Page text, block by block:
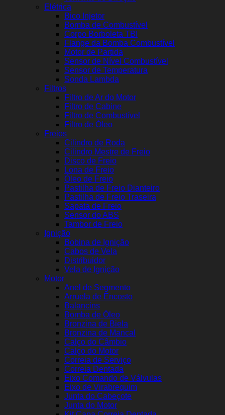
Elétrica
Bico Injetor
Bomba de Combustível
Corpo Borboleta TBI
Flange da Bomba Combustível
Motor de Partida
Sensor de Nível Combustível
Sensor de Temperatura
Sonda Lambda
Filtros
Filtro de Ar do Motor
Filtro de Cabine
Filtro de Combustível
Filtro de Óleo
Freios
Cilindro de Roda
Cilindro Mestre de Freio
Disco de Freio
Lona de Freio
Óleo de Freio
Pastilha de Freio Dianteiro
Pastilha de Freio Traseira
Sapata de Freio
Sensor do ABS
Tambor de Freio
Ignição
Bobina de Ignição
Cabos de Vela
Distribuidor
Vela de Ignição
Motor
Anel de Segmento
Arruela de Encosto
Balancins
Bomba de Óleo
Bronzina de Biela
Bronzina de Mancal
Calço do Câmbio
Calço do Motor
Correia de Serviço
Correia Dentada
Eixo Comando de Válvulas
Eixo de Virabrequim
Junta do Cabeçote
Junta do Motor